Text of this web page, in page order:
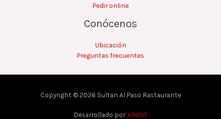
Pedir online
Conócenos
Ubicación
Preguntas frecuentes
Copyright © 2026 Sultan Al Paso Rastaurante
Desarrollado porXHOST